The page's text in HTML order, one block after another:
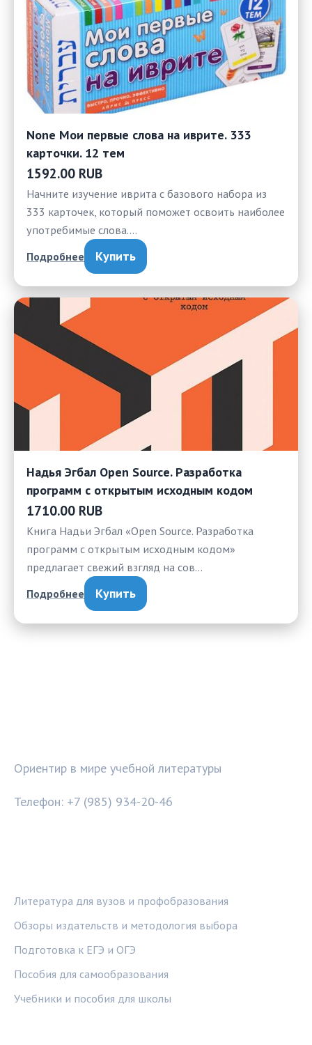
None Мои первые слова на иврите. 333
карточки. 12 тем
1592.00 RUB
Начните изучение иврита с базового набора из
333 карточек, который поможет освоить наиболее
употребимые слова.…
Подробнее Купить
Надья Эгбал Open Source. Разработка
программ с открытым исходным кодом
1710.00 RUB
Книга Надьи Эгбал «Open Source. Разработка
программ с открытым исходным кодом»
предлагает свежий взгляд на сов…
Подробнее Купить
Ориентир в мире учебной литературы
Телефон: +7 (985) 934-20-46
Литература для вузов и профобразования
Обзоры издательств и методология выбора
Подготовка к ЕГЭ и ОГЭ
Пособия для самообразования
Учебники и пособия для школы